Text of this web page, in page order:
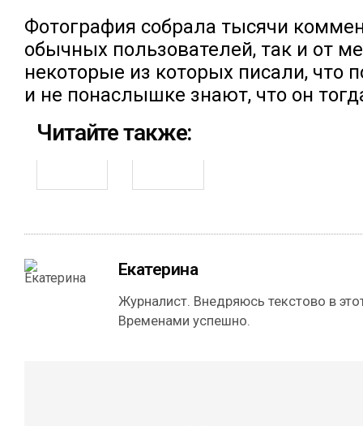
Фотография собрала тысячи
обычных пользователей, так и от
некоторые из которых писали, что
и не понаслышке знают, что он
Читайте также:
Екатерина
Журналист. Внедряюсь текстово в
Временами успешно.